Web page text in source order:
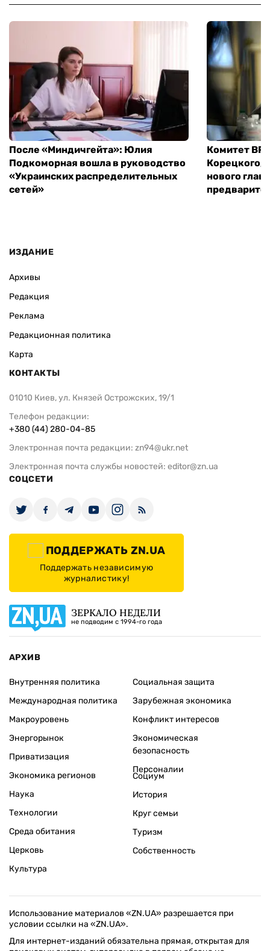
После «Миндичгейта»: Юлия
Подкоморная вошла в руководство
«Украинских распределительных
сетей»
Комитет ВР
Корецкого,
нового
ИЗДАНИЕ
Архивы
Редакция
Реклама
Редакционная политика
Карта
КОНТАКТЫ
01010 Киев, ул. Князей Острожских, 19/1
Телефон редакции:
+380 (44) 280-04-85
Электронная почта редакции: zn94@ukr.net
Электронная почта службы новостей: editor@zn.ua
СОЦСЕТИ
ПОДДЕРЖАТЬ ZN.UA
Поддержать независимую
журналистику!
ЗЕРКАЛО НЕДЕЛИ
не подводим с 1994-го года
АРХИВ
Внутренняя политика
Международная политика
Макроуровень
Энергорынок
Приватизация
Экономика регионов
Социальная защита
Зарубежная экономика
Конфликт интересов
Экономическая
безопасность
Персоналии
Наука
Технологии
Среда обитания
Церковь
Культура
Социум
История
Круг семьи
Туризм
Собственность
Использование материалов «ZN.UA» разрешается при
условии ссылки на «ZN.UA».
Для интернет-изданий обязательна прямая, открытая для